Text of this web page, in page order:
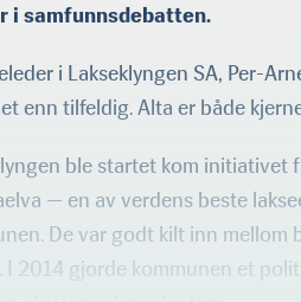
i samfunnsdebatten.
i Lakseklyngen SA, Per-
enn tilfeldig. Alta er både
ble startet kom initiativet
— en av verdens beste
De var godt kilt inn
I 2014 gjorde kommunen et